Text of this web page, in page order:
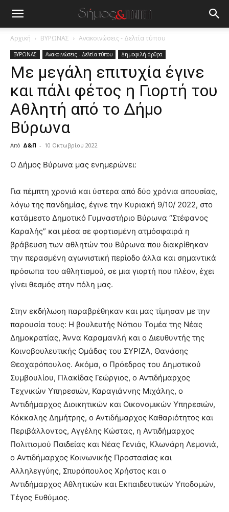
Αρχική ΒΥΡΩΝΑΣ Ανακοινώσεις - Δελτία τύπου
ΒΥΡΩΝΑΣ Ανακοινώσεις - Δελτία τύπου Δημοφιλή άρθρα
Με μεγάλη επιτυχία έγινε
και πάλι φέτος η Γιορτή του
Αθλητή από το Δήμο
Βύρωνα
Από Δ&Π - 10 Οκτωβρίου 2022
blonde
hot
cam
show.desi
xxx
lyons
teaches
you
the
pain.
pornhun
hd
porn
Ο Δήμος Βύρωνα μας ενημερώνει:
Για πέμπτη χρονιά και ύστερα από δύο χρόνια απουσίας,
λόγω της πανδημίας, έγινε την Κυριακή 9/10/ 2022, στο
κατάμεστο Δημοτικό Γυμναστήριο Βύρωνα “Στέφανος
Καραλής” και μέσα σε φορτισμένη ατμόσφαιρά η
βράβευση των αθλητών του Βύρωνα που διακρίθηκαν
την περασμένη αγωνιστική περίοδο άλλα και σημαντικά
πρόσωπα του αθλητισμού, σε μια γιορτή που πλέον, έχει
γίνει θεσμός στην πόλη μας.
Στην εκδήλωση παραβρέθηκαν και μας τίμησαν με την
παρουσία τους: Η βουλευτής Νότιου Τομέα της Νέας
Δημοκρατίας, Άννα Καραμανλή και ο Διευθυντής της
Κοινοβουλευτικής Ομάδας του ΣΥΡΙΖΑ, Θανάσης
Θεοχαρόπουλος. Ακόμα, ο Πρόεδρος του Δημοτικού
Συμβουλίου, Πλακίδας Γεώργιος, ο Αντιδήμαρχος
Τεχνικών Υπηρεσιών, Καραγιάννης Μιχάλης, ο
Αντιδήμαρχος Διοικητικών και Οικονομικών Υπηρεσιών,
Κόκκαλης Δημήτρης, ο Αντιδήμαρχος Καθαριότητος και
Περιβάλλοντος, Αγγέλης Κώστας, η Αντιδήμαρχος
Πολιτισμού Παιδείας και Νέας Γενιάς, Κλωνάρη Λεμονιά,
ο Αντιδήμαρχος Κοινωνικής Προστασίας και
Αλληλεγγύης, Σπυρόπουλος Χρήστος και ο
Αντιδήμαρχος Αθλητικών και Εκπαιδευτικών Υποδομών,
Τέγος Ευθύμιος.